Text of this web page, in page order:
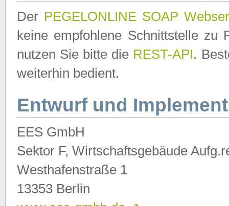
Der PEGELONLINE SOAP
keine empfohlene Schnittstelle zu
nutzen Sie bitte die REST-API.
weiterhin bedient.
Entwurf und
EES GmbH
Sektor F, Wirtschaftsgebäude
Westhafenstraße 1
13353 Berlin